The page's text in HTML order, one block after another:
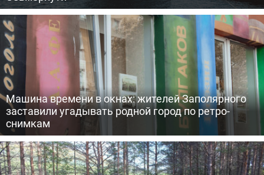
Машина времени в окнах: жителей Заполярного
заставили угадывать родной город по ретро-
снимкам